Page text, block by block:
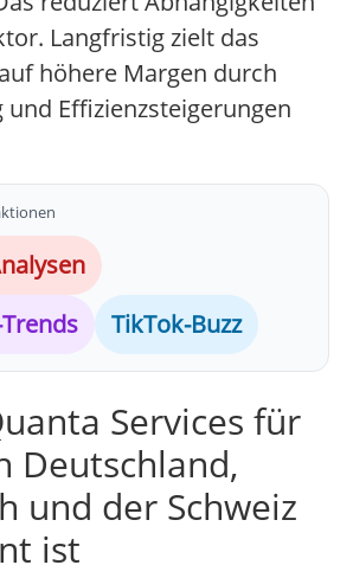
Langfristig zielt das
höhere Margen durch
Effizienzsteigerungen
TikTok-Buzz
Services für
Deutschland,
und der Schweiz
ist